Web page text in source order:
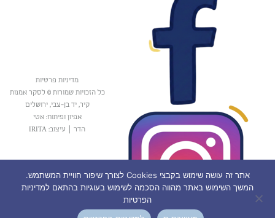
מדיניות פרטיות
כל הזכויות שמורות © לסקר אמנות
קיר, יד בן-צבי, ירושלים
אפיון ופיתוח: אטי
הדר
עיצוב: IRITA
אתר זה עושה שימוש בקבצי Cookies לצורך שיפור חוויית המשתמש.
המשך השימוש באתר מהווה הסכמה לשימוש בעוגיות בהתאם למדיניות
הפרטיות